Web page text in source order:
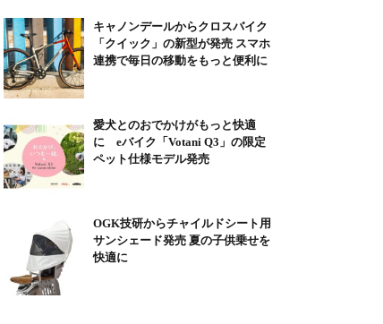
キャノンデールからクロスバイク
「クイック」の新型が発売 スマホ
連携で毎日の移動をもっと便利に
愛犬とのおでかけがもっと快適
に eバイク「Votani Q3」の限定
ペット仕様モデル発売
OGK技研からチャイルドシート用
サンシェード発売 夏の子供乗せを
快適に